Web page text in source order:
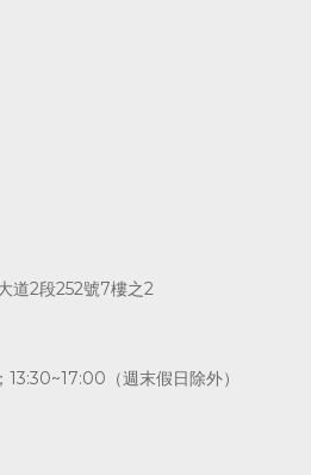
道2段252號7樓之2
（週末假日除外）